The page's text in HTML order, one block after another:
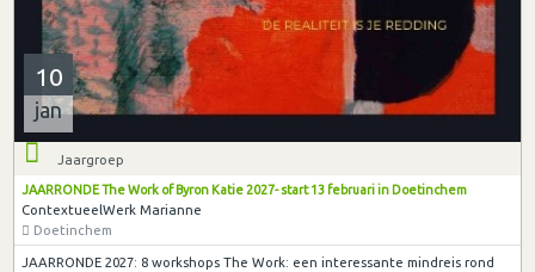
10
jan
Jaargroep
JAARRONDE The Work of Byron Katie 2027- start 13 februari in Doetinchem
ContextueelWerk Marianne
Doetinchem
JAARRONDE 2027: 8 workshops The Work: een interessante mindreis rond